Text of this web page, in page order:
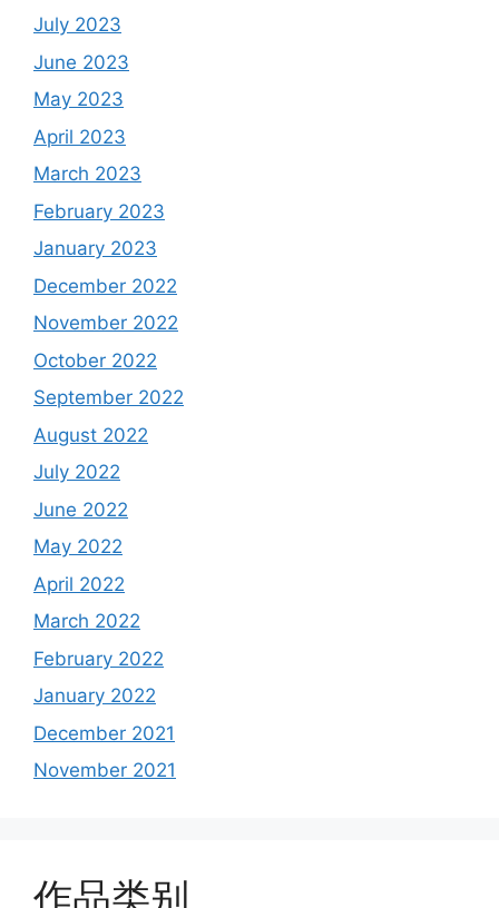
July 2023
June 2023
May 2023
April 2023
March 2023
February 2023
January 2023
December 2022
November 2022
October 2022
September 2022
August 2022
July 2022
June 2022
May 2022
April 2022
March 2022
February 2022
January 2022
December 2021
November 2021
作品类别